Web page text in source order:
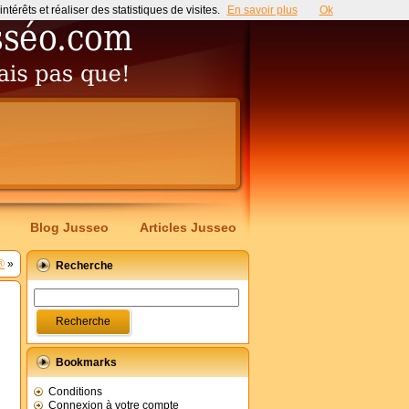
Blog Jusseo Articles Jusseo
» Recherche
Bookmarks
Conditions
Connexion à votre compte
et réaliser des statistiques de visites. En savoir plus Ok